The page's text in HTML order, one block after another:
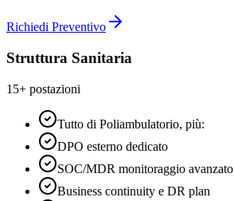
Richiedi Preventivo
Struttura Sanitaria
15+ postazioni
Tutto di Poliambulatorio, più:
DPO esterno dedicato
SOC/MDR monitoraggio avanzato
Business continuity e DR plan